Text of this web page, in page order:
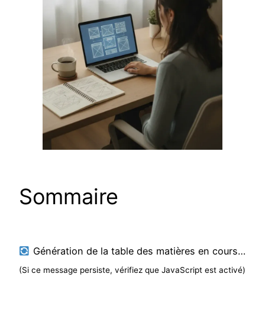
Sommaire
Génération de la table des matières en cours…
(Si ce message persiste, vérifiez que JavaScript est activé)